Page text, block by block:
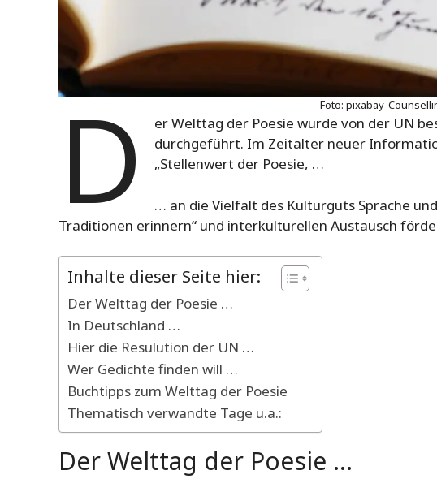
Foto: pixabay-
D
er Welttag der Poesie wurde von der UN
durchgeführt. Im Zeitalter neuer
„Stellenwert der Poesie, …
… an die Vielfalt des Kulturguts Sprache
Traditionen erinnern“ und interkulturellen Austausch
Inhalte dieser Seite hier:
Der Welttag der Poesie …
In Deutschland …
Hier die Resulution der UN …
Wer Gedichte finden will …
Buchtipps zum Welttag der Poesie
Thematisch verwandte Tage u.a.:
Der Welttag der Poesie …